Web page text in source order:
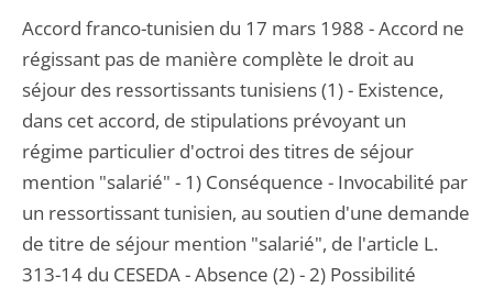
Accord franco-tunisien du 17 mars 1988 - Accord ne
régissant pas de manière complète le droit au
séjour des ressortissants tunisiens (1) - Existence,
dans cet accord, de stipulations prévoyant un
régime particulier d'octroi des titres de séjour
mention "salarié" - 1) Conséquence - Invocabilité par
un ressortissant tunisien, au soutien d'une demande
de titre de séjour mention "salarié", de l'article L.
313-14 du CESEDA - Absence (2) - 2) Possibilité